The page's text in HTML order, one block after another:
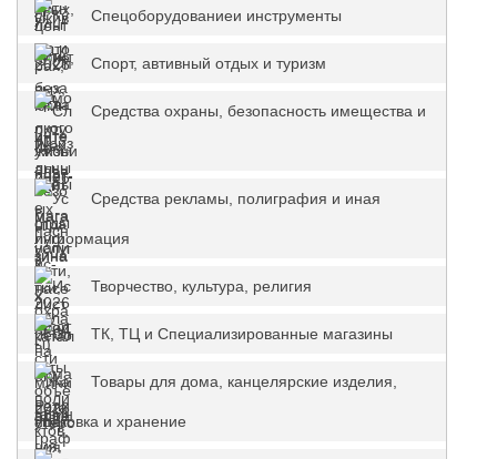
Спецоборудованиеи инструменты
Спорт, автивный отдых и туризм
Средства охраны, безопасность имещества и
жизни
Средства рекламы, полиграфия и иная
информация
Творчество, культура, религия
ТК, ТЦ и Специализированные магазины
Товары для дома, канцелярские изделия,
упаковка и хранение